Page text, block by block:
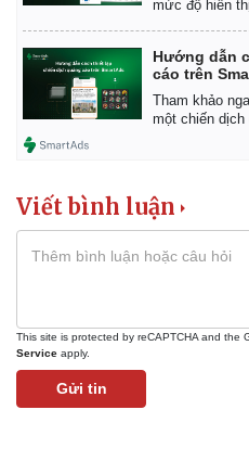
Kinh tế
mức độ hiển
Hướng dẫn
cáo trên
Tham khảo
một chiến dịch
Viết bình luận
This site is protected by reCAPTCHA and the
Service apply.
Gửi tin